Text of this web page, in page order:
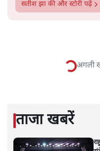
संस्कृति और भाषा पर उनकी
सरल भाषा में जटिल प्रश्नों